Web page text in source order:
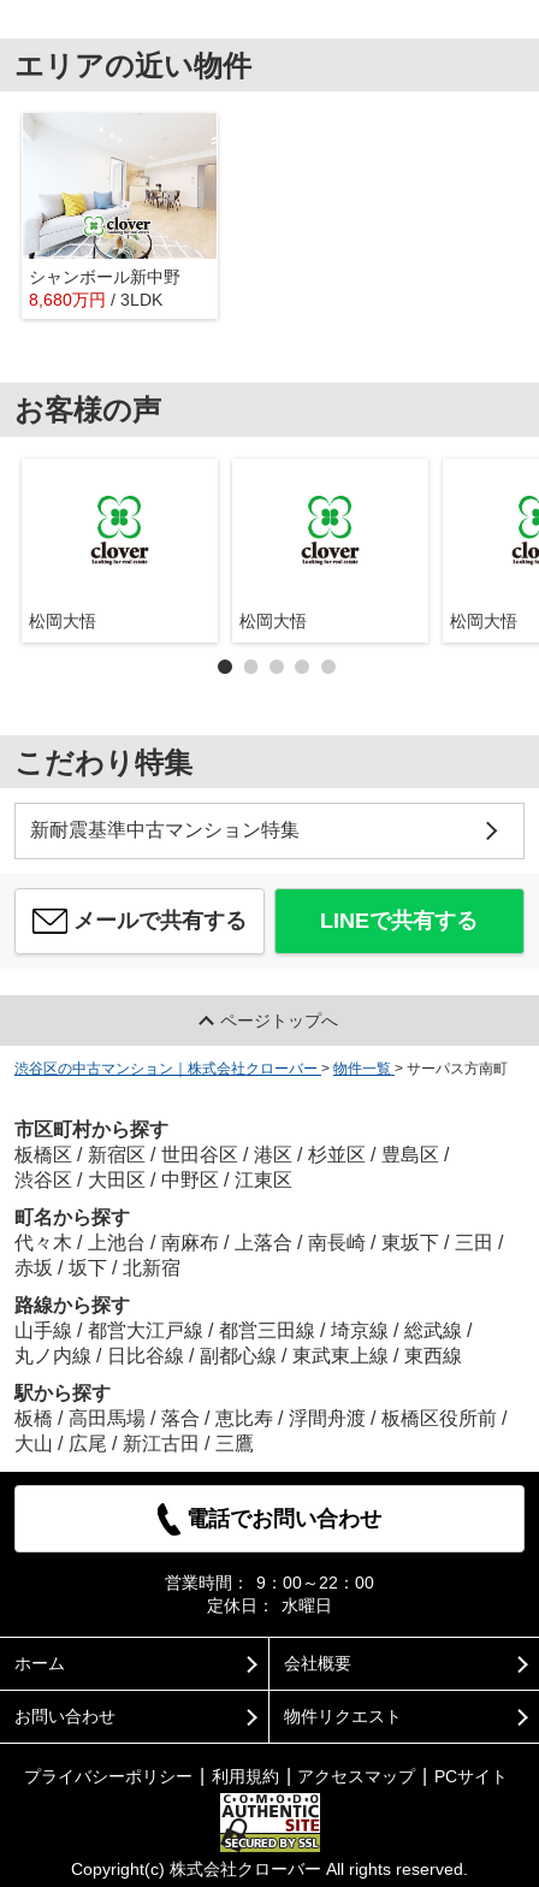
エリアの近い物件
シャンボール新中野
8,680万円 / 3LDK
お客様の声
松岡大悟 松岡大悟 松岡大悟
こだわり特集
新耐震基準中古マンション特集
メールで共有する LINEで共有する
ページトップへ
渋谷区の中古マンション｜株式会社クローバー > 物件一覧 > サーパス方南町
市区町村から探す
板橋区 / 新宿区 / 世田谷区 / 港区 / 杉並区 / 豊島区 /
渋谷区 / 大田区 / 中野区 / 江東区
町名から探す
代々木 / 上池台 / 南麻布 / 上落合 / 南長崎 / 東坂下 / 三田 /
赤坂 / 坂下 / 北新宿
路線から探す
山手線 / 都営大江戸線 / 都営三田線 / 埼京線 / 総武線 /
丸ノ内線 / 日比谷線 / 副都心線 / 東武東上線 / 東西線
駅から探す
板橋 / 高田馬場 / 落合 / 恵比寿 / 浮間舟渡 / 板橋区役所前 /
大山 / 広尾 / 新江古田 / 三鷹
電話でお問い合わせ
営業時間：
9：00～22：00
定休日：
水曜日
ホーム 会社概要
お問い合わせ 物件リクエスト
プライバシーポリシー 利用規約 アクセスマップ PCサイト
Copyright(c) 株式会社クローバー All rights reserved.